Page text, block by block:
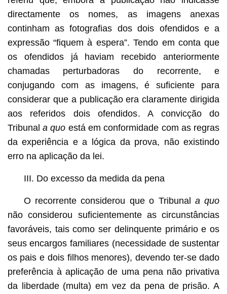
directamente os nomes, as imagens anexas
continham as fotografias dos dois ofendidos e a
expressão “fiquem à espera”. Tendo em conta que
os ofendidos já haviam recebido anteriormente
chamadas perturbadoras do recorrente, e
conjugando com as imagens, é suficiente para
considerar que a publicação era claramente dirigida
aos referidos dois ofendidos. A convicção do
Tribunala quo está em conformidade com as regras
da experiência e a lógica da prova, não existindo
erro na aplicação da lei.
III. Do excesso da medida da pena
O recorrente considerou que o Tribunal a quo
não considerou suficientemente as circunstâncias
favoráveis, tais como ser delinquente primário e os
seus encargos familiares (necessidade de sustentar
os pais e dois filhos menores), devendo ter-se dado
preferência à aplicação de uma pena não privativa
da liberdade (multa) em vez da pena de prisão. A